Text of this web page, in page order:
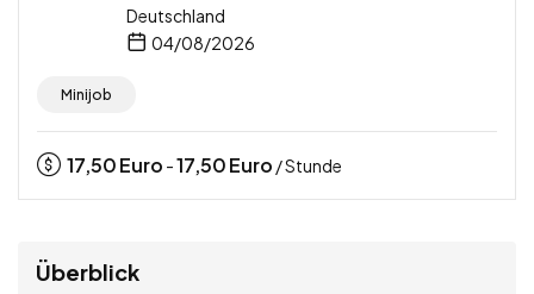
Deutschland
04/08/2026
Minijob
17,50Euro -17,50Euro / Stunde
Überblick